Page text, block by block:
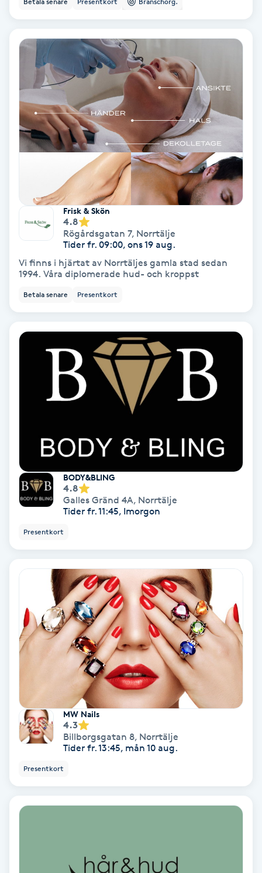
Babylights
Balayage
Bambumassage
Barnklippning
BIAB
Brynfärgning
Brynplockning
Celluliter
Coachning
Color correction
Damklippning
Dermapen
Diamantslipning
Enzympeeling
Extensions borttagning
Frisk & Skön
4.8
Rögårdsgatan 7, Norrtälje
Tider fr. 09:00, ons 19 aug.
Vi finns i hjärtat av Norrtäljes gamla stad sedan
1994. Våra diplomerade hud- och kroppst
Betala senare Presentkort
BODY&BLING
4.8
Galles Gränd 4A, Norrtälje
Tider fr. 11:45, Imorgon
Presentkort
MW Nails
4.3
Billborgsgatan 8, Norrtälje
Tider fr. 13:45, mån 10 aug.
Presentkort